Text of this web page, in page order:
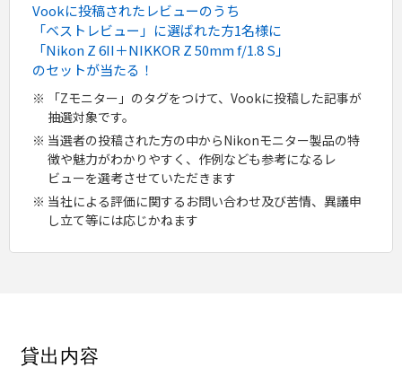
Vookに投稿されたレビューのうち
「ベストレビュー」に選ばれた⽅1名様に
「Nikon Z 6II＋NIKKOR Z 50mm f/1.8 S」
のセットが当たる！
「Zモニター」のタグをつけて、Vookに投稿した記事が
抽選対象です。
当選者の投稿された方の中からNikonモニター製品の特
徴や魅力がわかりやすく、作例なども参考になるレ
ビューを選考させていただきます
当社による評価に関するお問い合わせ及び苦情、異議申
し立て等には応じかねます
貸出内容